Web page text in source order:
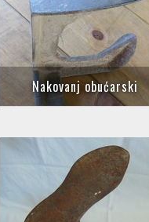
Nakovanj obućarski